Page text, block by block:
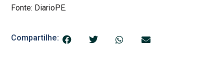
Fonte: DiarioPE.
Compartilhe: